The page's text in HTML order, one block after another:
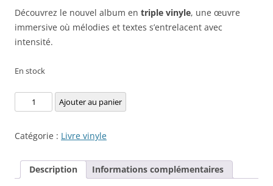
Découvrez le nouvel album en triple vinyle, une œuvre
immersive où mélodies et textes s’entrelacent avec
intensité.
En stock
quantité
de
album
Triple
Ajouter au panier
Catégorie : Livre vinyle
Description Informations complémentaires